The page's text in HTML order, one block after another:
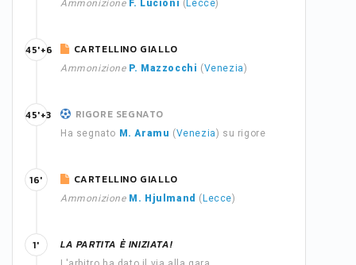
Ammonizione F. Lucioni ( Lecce)
CARTELLINO GIALLO
Ammonizione P. Mazzocchi (Venezia)
45'+6
RIGORE SEGNATO
Ha segnato M. Aramu (Venezia) su rigore
45'+3
CARTELLINO GIALLO
Ammonizione M. Hjulmand ( Lecce)
16'
LA PARTITA È INIZIATA!
1'